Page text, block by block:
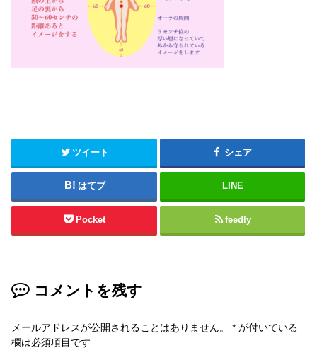
ツイート シェア
はてブ LINE
Pocket feedly
コメントを残す
メールアドレスが公開されることはありません。 * が付いている
欄は必須項目です